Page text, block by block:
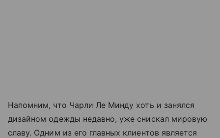
Напомним, что Чарли Ле Минду хоть и занялся
дизайном одежды недавно, уже снискал мировую
славу. Одним из его главных клиентов является